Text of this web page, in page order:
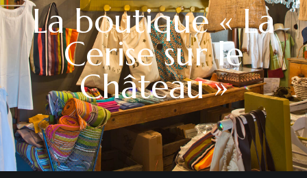
La boutique « La
Cerise sur le
Château »